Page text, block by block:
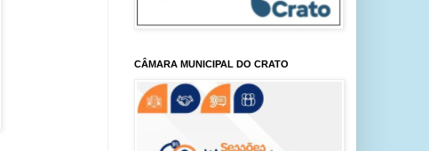
CÂMARA MUNICIPAL DO CRATO